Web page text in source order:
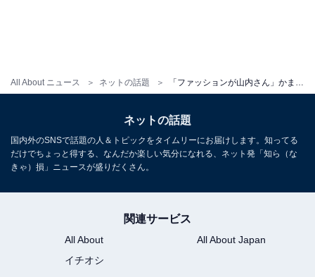
All About ニュース ネットの話題
ネットの話題
国内外のSNSで話題の人＆トピックをタイムリーにお届けします。知ってる
だけでちょっと得する、なんだか楽しい気分になれる、ネット発「知ら（な
きゃ）損」ニュースが盛りだくさん。
関連サービス
All About
All About Japan
イチオシ